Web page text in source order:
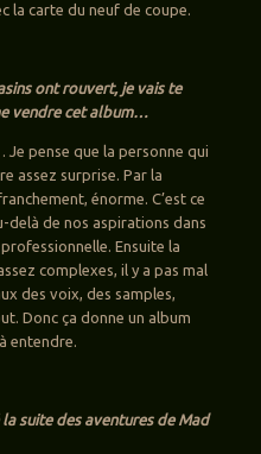
la carte du neuf de coupe.
ont rouvert, je vais te
vendre cet album…
pense que la personne qui
assez surprise. Par la
énorme. C’est ce
delà de nos aspirations dans
Ensuite la
complexes, il y a pas mal
des voix, des samples,
Donc ça donne un album
entendre.
suite des aventures de Mad